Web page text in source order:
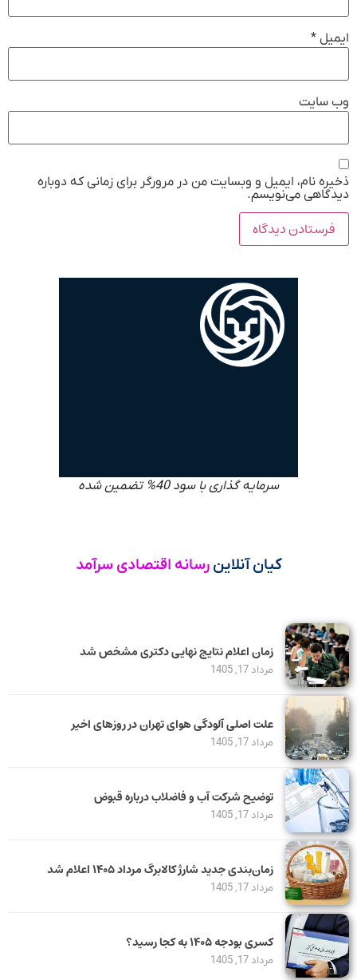
ایمیل *
وب‌ سایت
ذخیره نام، ایمیل و وبسایت من در مرورگر برای زمانی که دوباره
دیدگاهی می‌نویسم.
سرمایه گذاری با سود 40% تضمین شده
کیان آنلاین رسانه اقتصادی سرآمد
زمان اعلام نتایج نهایی دکتری مشخص شد
مرداد 17, 1405
علت اصلی آلودگی هوای تهران در روزهای اخیر
مرداد 17, 1405
توضیح شرکت آب و فاضلاب درباره قبوض
مرداد 17, 1405
زمان‌بندی جدید شارژ کالابرگ مرداد ۱۴۰۵ اعلام شد
مرداد 17, 1405
کسری بودجه ۱۴۰۵ به کجا رسید؟
مرداد 17, 1405